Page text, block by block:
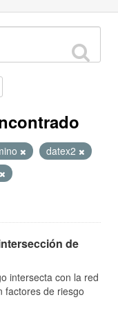
datex2
de
intersecta con la red
factores de riesgo